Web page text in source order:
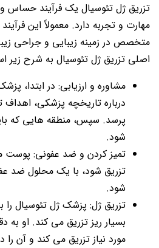
تزریق ژل تئوسیال یک فرآیند حساس
مهارت و تجربه دارد. معمولاً این
متخصص در زمینه زیبایی و جراحی
اصلی تزریق ژل تئوسیال به شرح زیر
مشاوره و ارزیابی: در ابتدا،
درباره تاریخچه پزشکی، اهداف
پرسد. سپس، منطقه هایی که
شود.
تمیز کردن و ضد عفونی: پوست
تزریق شود، با یک محلول ضد
شود.
تزریق ژل: پزشک ژل تئوسیال را
بسیار ریز تزریق می کند. او به
مورد نیاز تزریق می کند و آن را